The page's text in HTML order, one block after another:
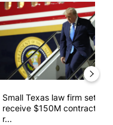
Washington misses
A trending article titled
Small Texas law firm set to
receive $150M contract to
r...